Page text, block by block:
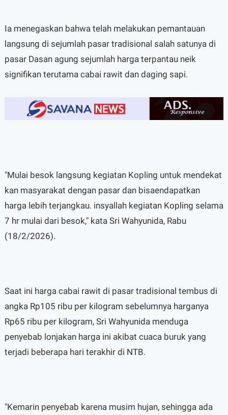
Ia menegaskan bahwa telah melakukan pemantauan
langsung di sejumlah pasar tradisional salah satunya di
pasar Dasan agung sejumlah harga terpantau neik
signifikan terutama cabai rawit dan daging sapi.
"Mulai besok langsung kegiatan Kopling untuk mendekat
kan masyarakat dengan pasar dan bisaendapatkan
harga lebih terjangkau. insyallah kegiatan Kopling selama
7 hr mulai dari besok," kata Sri Wahyunida, Rabu
(18/2/2026).
Saat ini harga cabai rawit di pasar tradisional tembus di
angka Rp105 ribu per kilogram sebelumnya harganya
Rp65 ribu per kilogram, Sri Wahyunida menduga
penyebab lonjakan harga ini akibat cuaca buruk yang
terjadi beberapa hari terakhir di NTB.
"Kemarin penyebab karena musim hujan, sehingga ada